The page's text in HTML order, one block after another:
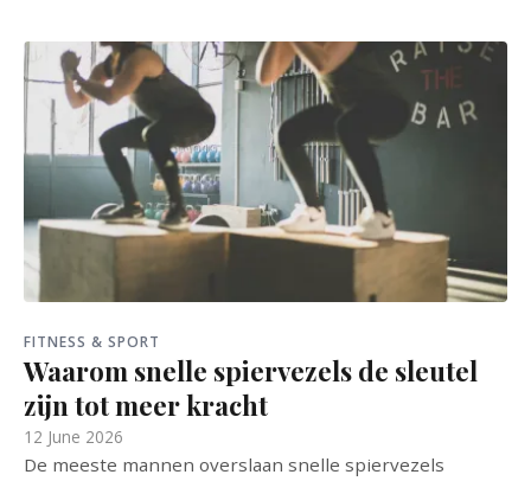
FITNESS & SPORT
Waarom snelle spiervezels de sleutel
zijn tot meer kracht
12 June 2026
De meeste mannen overslaan snelle spiervezels